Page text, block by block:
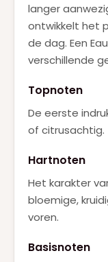
langer
ontwikkelt het
de dag. Een
verschillende
Topnoten
De eerste
of citrusachtig.
Hartnoten
Het karakter
bloemige,
voren.
Basisnoten